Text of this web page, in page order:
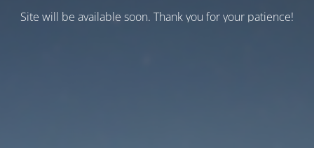
Site will be available soon. Thank you for your patience!